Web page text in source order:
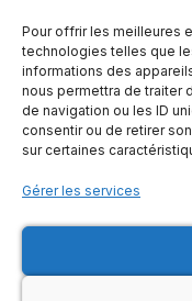
Pour offrir les meilleures
technologies telles que
informations des
nous permettra de traiter
de navigation ou les ID
consentir ou de retirer
sur certaines
Gérer les services
(+33) 07 66 68 06 21
Atelier &
6E, Zone Artisanale
d'Armor (Bretagne)